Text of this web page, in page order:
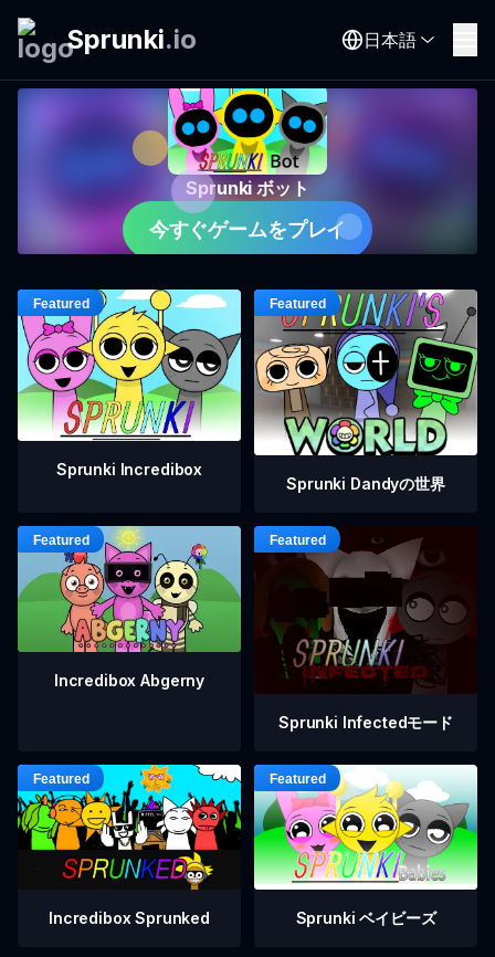
Sprunki.io 日本語
Sprunki ボット
今すぐゲームをプレイ
Sprunki Incredibox
Sprunki Dandyの世界
Incredibox Abgerny
Sprunki Infectedモード
Incredibox Sprunked Sprunki ベイビーズ